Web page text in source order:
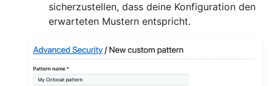
sicherzustellen, dass deine Konfiguration den
erwarteten Mustern entspricht.